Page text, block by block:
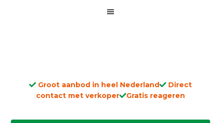
Groot aanbod in heel Nederland
Direct
contact met verkoper
Gratis reageren